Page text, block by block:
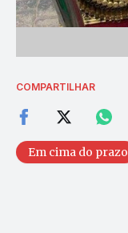
COMPARTILHAR
Em cima do prazo